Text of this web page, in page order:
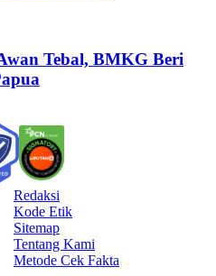
Tebal, BMKG Beri
Redaksi
Kode Etik
Sitemap
Tentang Kami
Metode Cek Fakta